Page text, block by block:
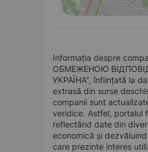
Informația despre
ОБМЕЖЕНОЮ
УКРАЇНА", înființată la
extrasă din surse
companii sunt
veridice. Astfel, portalul
reflectând date din
economică și
care prezinte interes